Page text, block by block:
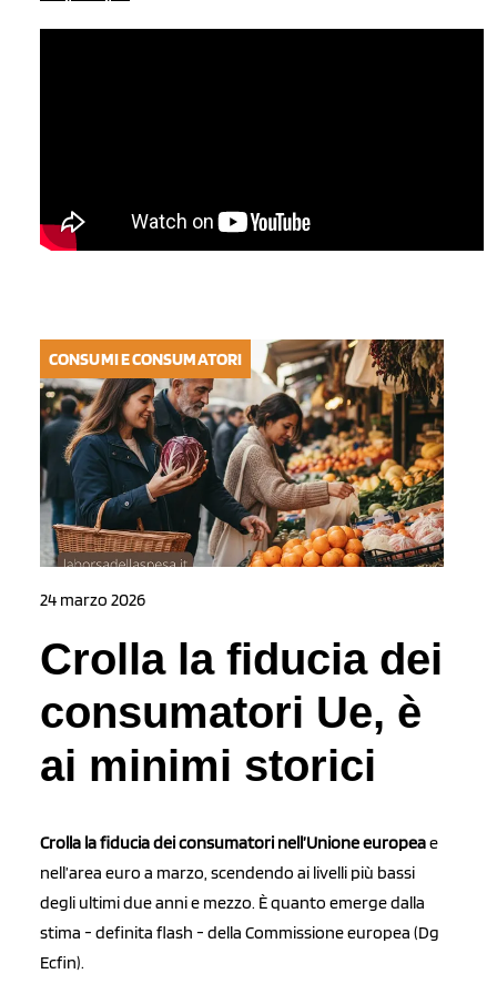
CONSUMI E CONSUMATORI
24 marzo 2026
Crolla la fiducia dei
consumatori Ue, è
ai minimi storici
Crolla la fiducia dei consumatori nell’Unione europeae
nell’area euro a marzo, scendendo ai livelli più bassi
degli ultimi due anni e mezzo. È quanto emerge dalla
stima - definita flash - della Commissione europea (Dg
Ecfin).